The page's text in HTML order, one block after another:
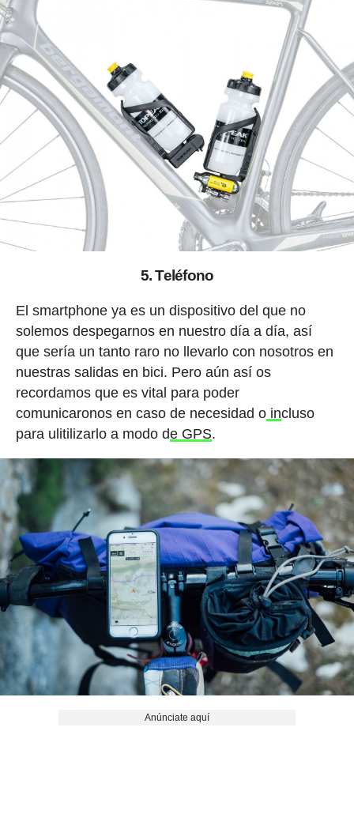
5. Teléfono
El smartphone ya es un dispositivo del que no
solemos despegarnos en nuestro día a día, así
que sería un tanto raro no llevarlo con nosotros en
nuestras salidas en bici. Pero aún así os
recordamos que es vital para poder
comunicaronos en caso de necesidad oincluso
para ulitilizarlo a modo de GPS.
Anúnciate aquí